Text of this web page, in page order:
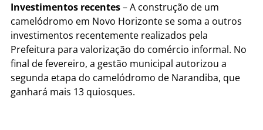
Investimentos recentes– A construção de um
camelódromo em Novo Horizonte se soma a outros
investimentos recentemente realizados pela
Prefeitura para valorização do comércio informal. No
final de fevereiro, a gestão municipal autorizou a
segunda etapa do camelódromo de Narandiba, que
ganhará mais 13 quiosques.